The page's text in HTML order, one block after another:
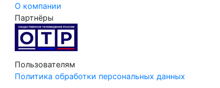
О компании
Партнёры
Пользователям
Политика обработки персональных данных